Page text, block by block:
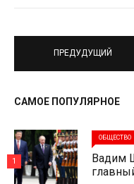
ПРЕДУДУЩИЙ
САМОЕ ПОПУЛЯРНОЕ
ОБЩЕСТВО
Вадим
1